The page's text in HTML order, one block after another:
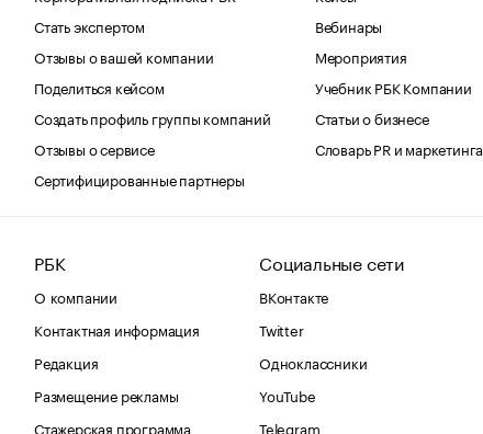
Стать экспертом
Отзывы о вашей компании
Поделиться кейсом
Создать профиль группы компаний
Отзывы о сервисе
Сертифицированные партнеры
Вебинары
Мероприятия
Учебник РБК Компании
Статьи о бизнесе
Словарь PR и маркетинга
РБК
О компании
Контактная информация
Редакция
Размещение рекламы
Стажерская программа
Социальные сети
ВКонтакте
Twitter
Одноклассники
YouTube
Telegram